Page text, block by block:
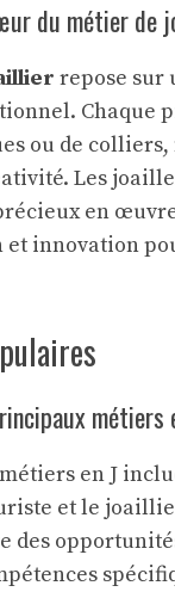
du métier de
repose sur
Chaque
ou de
Les
en
innovation
métiers
en J
et le
des